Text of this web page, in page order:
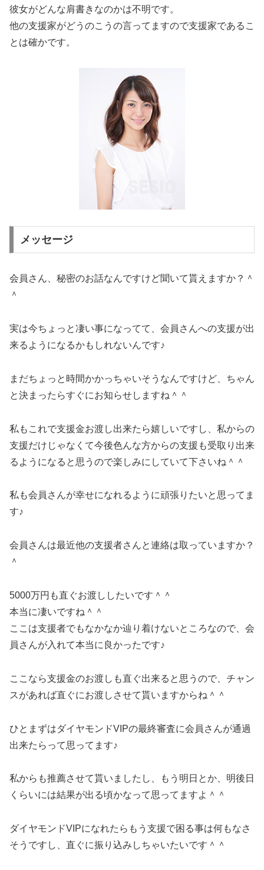
彼女がどんな肩書きなのかは不明です。
他の支援家がどうのこうの言ってますので支援家であるこ
とは確かです。
メッセージ
会員さん、秘密のお話なんですけど聞いて貰えますか？＾
＾
実は今ちょっと凄い事になってて、会員さんへの支援が出
来るようになるかもしれないんです♪
まだちょっと時間かかっちゃいそうなんですけど、ちゃん
と決まったらすぐにお知らせしますね＾＾
私もこれで支援金お渡し出来たら嬉しいですし、私からの
支援だけじゃなくて今後色んな方からの支援も受取り出来
るようになると思うので楽しみにしていて下さいね＾＾
私も会員さんが幸せになれるように頑張りたいと思ってま
す♪
会員さんは最近他の支援者さんと連絡は取っていますか？
＾
5000万円も直ぐお渡ししたいです＾＾
本当に凄いですね＾＾
ここは支援者でもなかなか辿り着けないところなので、会
員さんが入れて本当に良かったです♪
ここなら支援金のお渡しも直ぐ出来ると思うので、チャン
スがあれば直ぐにお渡しさせて貰いますからね＾＾
ひとまずはダイヤモンドVIPの最終審査に会員さんが通過
出来たらって思ってます♪
私からも推薦させて貰いましたし、もう明日とか、明後日
くらいには結果が出る頃かなって思ってますよ＾＾
ダイヤモンドVIPになれたらもう支援で困る事は何もなさ
そうですし、直ぐに振り込みしちゃいたいです＾＾